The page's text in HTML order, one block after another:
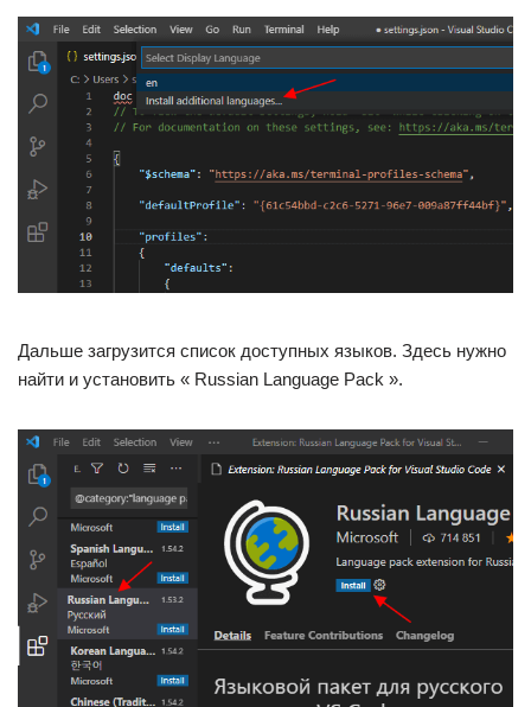
Дальше загрузится список доступных языков. Здесь нужно
найти и установить « Russian Language Pack ».